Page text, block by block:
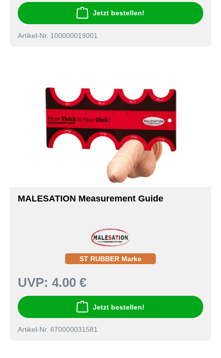
Jetzt bestellen!
Artikel-Nr. 100000019001
MALESATION Measurement Guide
ST RUBBER Marke
UVP: 4.00 €
Jetzt bestellen!
Artikel-Nr. 670000031581